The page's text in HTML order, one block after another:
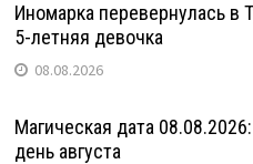
Иномарка перевернулась в
5-летняя девочка
08.08.2026
Магическая дата
день августа